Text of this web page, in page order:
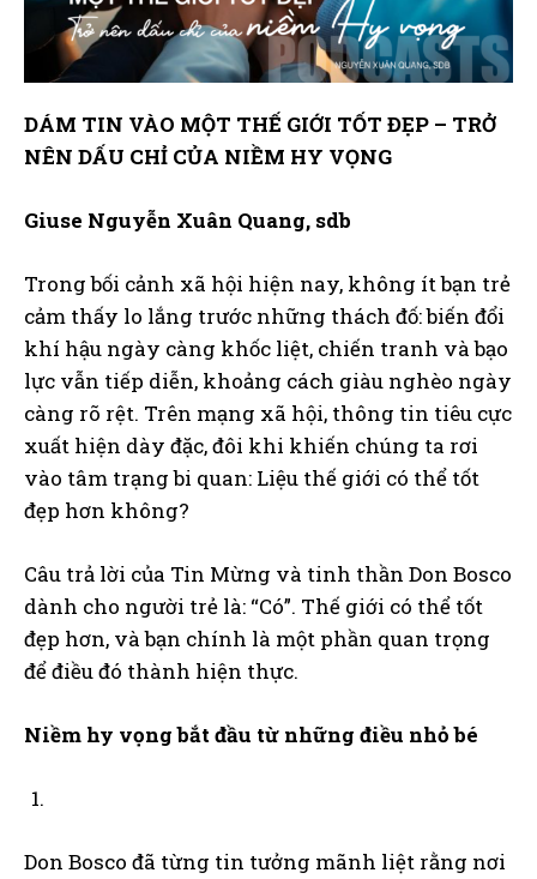
DÁM TIN VÀO MỘT THẾ GIỚI TỐT ĐẸP – TRỞ
NÊN DẤU CHỈ CỦA NIỀM HY VỌNG
Giuse Nguyễn Xuân Quang, sdb
Trong bối cảnh xã hội hiện nay, không ít bạn trẻ
cảm thấy lo lắng trước những thách đố: biến đổi
khí hậu ngày càng khốc liệt, chiến tranh và bạo
lực vẫn tiếp diễn, khoảng cách giàu nghèo ngày
càng rõ rệt. Trên mạng xã hội, thông tin tiêu cực
xuất hiện dày đặc, đôi khi khiến chúng ta rơi
vào tâm trạng bi quan: Liệu thế giới có thể tốt
đẹp hơn không?
Câu trả lời của Tin Mừng và tinh thần Don Bosco
dành cho người trẻ là: “Có”. Thế giới có thể tốt
đẹp hơn, và bạn chính là một phần quan trọng
để điều đó thành hiện thực.
Niềm hy vọng bắt đầu từ những điều nhỏ bé
Don Bosco đã từng tin tưởng mãnh liệt rằng nơi